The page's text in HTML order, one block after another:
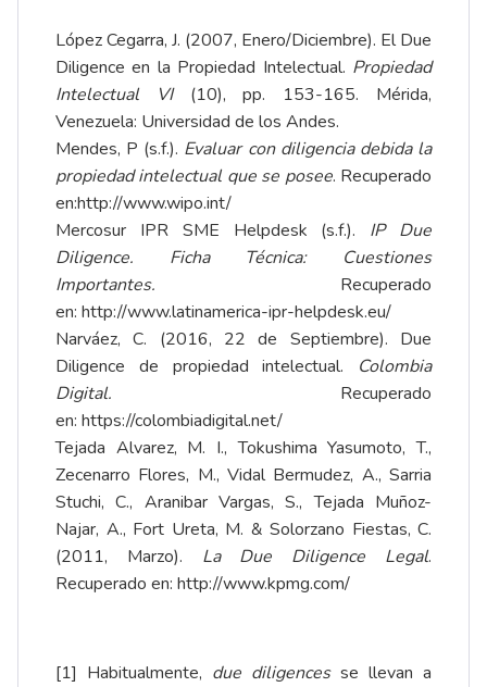
López Cegarra, J. (2007, Enero/Diciembre). El Due
Diligence en la Propiedad Intelectual. Propiedad
Intelectual VI(10), pp. 153-165. Mérida,
Venezuela: Universidad de los Andes.
Mendes, P (s.f.). Evaluar con diligencia debida la
propiedad intelectual que se posee. Recuperado
en:http://www.wipo.int/
Mercosur IPR SME Helpdesk (s.f.). IP Due
Diligence. Ficha Técnica: Cuestiones
Importantes. Recuperado
en: http://www.latinamerica-ipr-helpdesk.eu/
Narváez, C. (2016, 22 de Septiembre). Due
Diligence de propiedad intelectual. Colombia
Digital. Recuperado
en: https://colombiadigital.net/
Tejada Alvarez, M. I., Tokushima Yasumoto, T.,
Zecenarro Flores, M., Vidal Bermudez, A., Sarria
Stuchi, C., Aranibar Vargas, S., Tejada Muñoz-
Najar, A., Fort Ureta, M. & Solorzano Fiestas, C.
(2011, Marzo). La Due Diligence Legal.
Recuperado en: http://www.kpmg.com/
[1] Habitualmente, due diligencesse llevan a